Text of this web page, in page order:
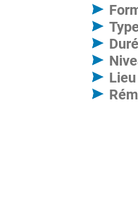
Lieu